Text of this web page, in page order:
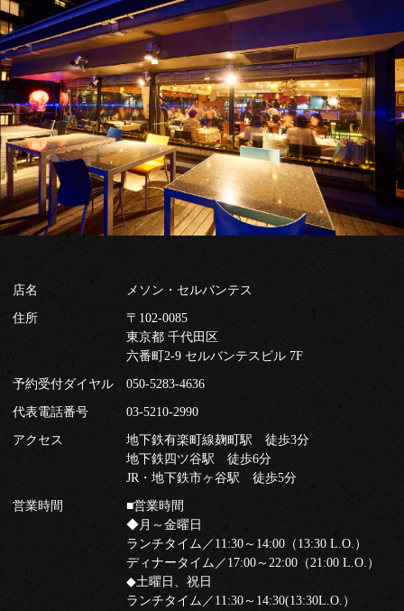
店名 メソン・セルバンテス
住所
〒102-0085
東京都 千代田区
六番町2-9 セルバンテスビル 7F
予約受付ダイヤル 050-5283-4636
代表電話番号 03-5210-2990
アクセス
地下鉄有楽町線麹町駅 徒歩3分
地下鉄四ツ谷駅 徒歩6分
JR・地下鉄市ヶ谷駅 徒歩5分
営業時間
■営業時間
◆月～金曜日
ランチタイム／11:30～14:00（13:30 L.O.）
ディナータイム／17:00～22:00（21:00 L.O.）
◆土曜日、祝日
ランチタイム／11:30～14:30(13:30L.O.）